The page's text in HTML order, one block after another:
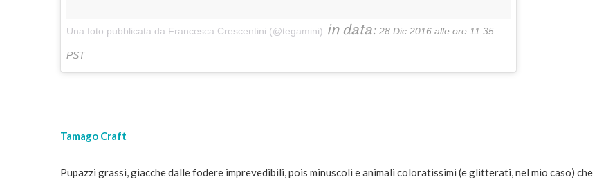
Una foto pubblicata da Francesca Crescentini (@tegamini) in data: 28 Dic 2016 alle ore 11:35
PST
Tamago Craft
Pupazzi grassi, giacche dalle fodere imprevedibili, pois minuscoli e animali coloratissimi (e glitterati, nel mio caso) che